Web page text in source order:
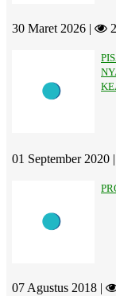
30 Maret 2026 |
01 September 2020 |
07 Agustus 2018 |